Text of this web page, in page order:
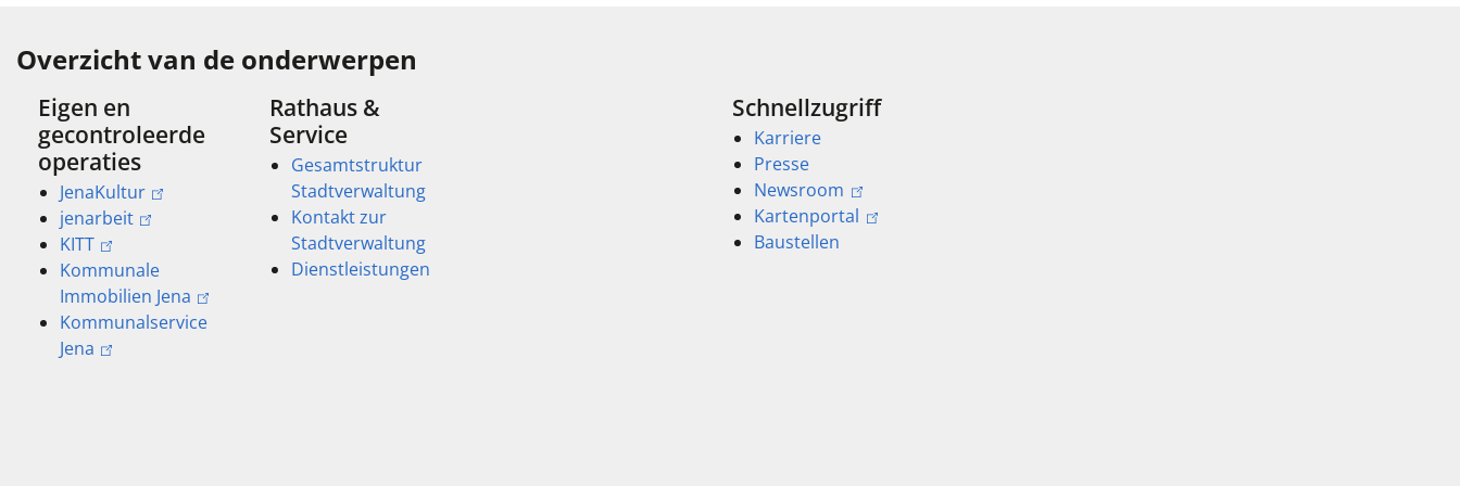
Overzicht van de onderwerpen
Eigen en
gecontroleerde
operaties
JenaKultur
jenarbeit
KITT
Kommunale
Immobilien Jena
Kommunalservice
Jena
Rathaus &
Service
Gesamtstruktur
Stadtverwaltung
Kontakt zur
Stadtverwaltung
Dienstleistungen
Schnellzugriff
Karriere
Presse
Newsroom
Kartenportal
Baustellen